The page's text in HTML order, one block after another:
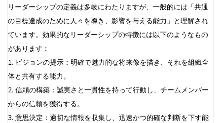
リーダーシップの定義は多岐にわたりますが、一般的には「共通
の目標達成のために人々を導き、影響を与える能力」と理解され
ています。効果的なリーダーシップの特徴には以下のようなもの
があります：
1. ビジョンの提示：明確で魅力的な将来像を描き、それを組織全
体と共有する能力。
2. 信頼の構築：誠実さと一貫性を持って行動し、チームメンバー
からの信頼を獲得する。
3. 意思決定：適切な情報を収集し、迅速かつ的確な判断を下す能